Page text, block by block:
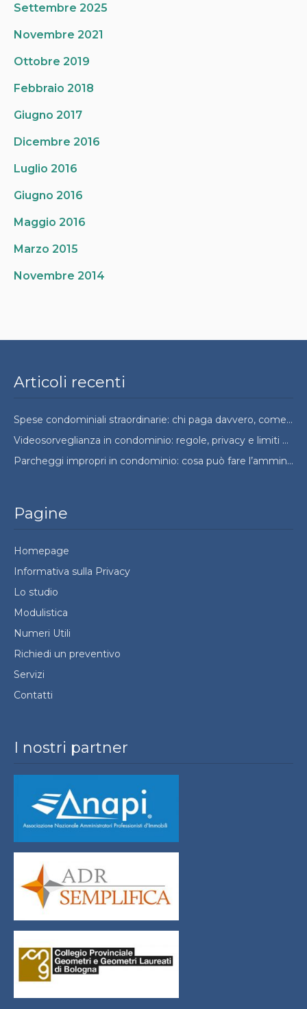
Settembre 2025
Novembre 2021
Ottobre 2019
Febbraio 2018
Giugno 2017
Dicembre 2016
Luglio 2016
Giugno 2016
Maggio 2016
Marzo 2015
Novembre 2014
I nostri partner
Pagine
Homepage
Informativa sulla Privacy
Lo studio
Modulistica
Numeri Utili
Richiedi un preventivo
Servizi
Contatti
Articoli recenti
Spese condominiali straordinarie: chi paga davvero, come si ripartono e quando si possono contestare
Videosorveglianza in condominio: regole, privacy e limiti da conoscere
Parcheggi impropri in condominio: cosa può fare l’amministratore e cosa no